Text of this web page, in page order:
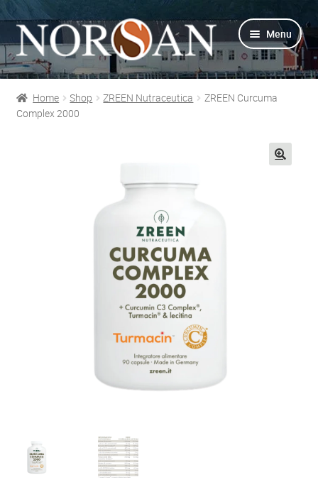
Vai
alla
navigazione
Vai
al
contenuto
Menu
Shop
Home Shop ZREEN Nutraceutica
ZREEN Curcuma
Complex 2000